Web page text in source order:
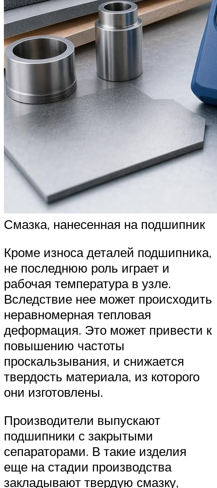
Смазка, нанесенная на подшипник
Кроме износа деталей подшипника,
не последнюю роль играет и
рабочая температура в узле.
Вследствие нее может происходить
неравномерная тепловая
деформация. Это может привести к
повышению частоты
проскальзывания, и снижается
твердость материала, из которого
они изготовлены.
Производители выпускают
подшипники с закрытыми
сепараторами. В такие изделия
еще на стадии производства
закладывают твердую смазку,